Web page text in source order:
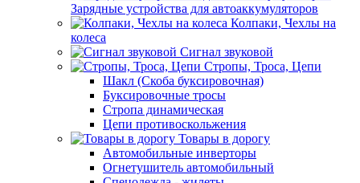
Зарядные устройства для автоаккумуляторов
Колпаки, Чехлы на
колеса
Сигнал звуковой
Стропы, Троса, Цепи
Шакл (Скоба буксировочная)
Буксировочные тросы
Стропа динамическая
Цепи противоскольжения
Товары в дорогу
Автомобильные инверторы
Огнетушитель автомобильный